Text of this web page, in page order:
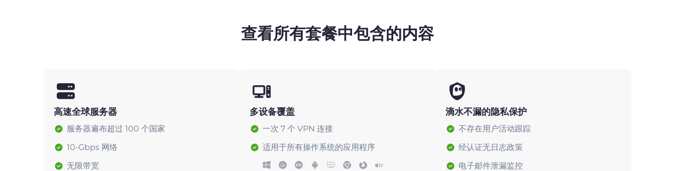
查看所有套餐中包含的内容
高速全球服务器
服务器遍布超过 100 个国家
10-Gbps 网络
无限带宽
多设备覆盖
一次 7 个 VPN 连接
适用于所有操作系统的应用程序
滴水不漏的隐私保护
不存在用户活动跟踪
经认证无日志政策
电子邮件泄漏监控